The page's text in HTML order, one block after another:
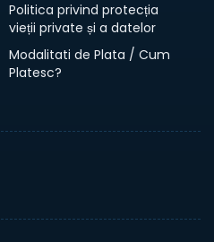
Politica privind protecția
vieții private și a datelor
Modalitati de Plata / Cum
Platesc?